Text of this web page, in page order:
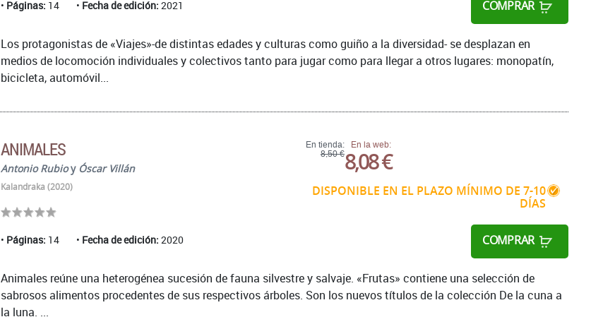
Páginas: 14 Fecha de edición: 2021 COMPRAR
Los protagonistas de «Viajes»-de distintas edades y culturas como guiño a la diversidad- se desplazan en
medios de locomoción individuales y colectivos tanto para jugar como para llegar a otros lugares: monopatín,
bicicleta, automóvil...
ANIMALES
Antonio Rubioy Óscar Villán
Kalandraka (2020)
Páginas: 14 Fecha de edición: 2020
En tienda:
8,50 €
En la web:
8,08 €
DISPONIBLE EN EL PLAZO MÍNIMO DE 7-10
DÍAS
COMPRAR
Animales reúne una heterogénea sucesión de fauna silvestre y salvaje. «Frutas» contiene una selección de
sabrosos alimentos procedentes de sus respectivos árboles. Son los nuevos títulos de la colección De la cuna a
la luna. ...